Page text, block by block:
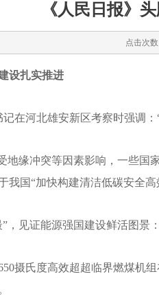
《人民日报》
点击次
设扎实推进
在河北雄安新区考察时强调
地缘冲突等因素影响，一些国
我国“加快构建清洁低碳安全
，见证能源强国建设鲜活图景：
摄氏度高效超超临界燃煤机